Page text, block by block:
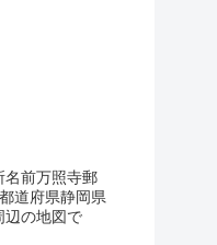
名前万照寺郵
道府県静岡県
辺の地図で